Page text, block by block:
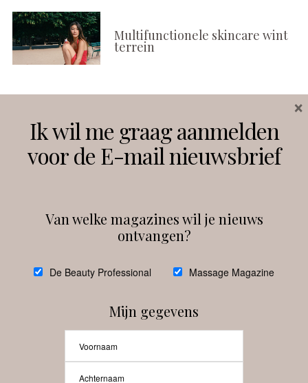
Multifunctionele skincare wint
terrein
Instagram Facebook
debeautyprofessional
Ik wil me graag aanmelden
voor de E-mail nieuwsbrief
Van welke magazines wil je nieuws
ontvangen?
De Beauty Professional Massage Magazine
Mijn gegevens
×